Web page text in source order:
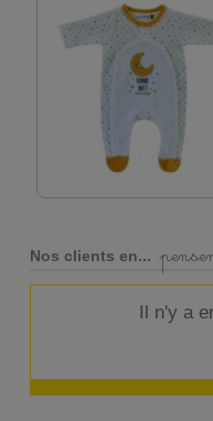
Nos clients en...
Il n'y a